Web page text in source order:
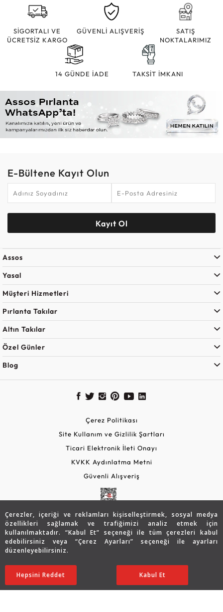
Çerezler, içeriği ve reklamları kişiselleştirmek, sosyal medya
özellikleri sağlamak ve trafiğimizi analiz etmek için
kullanılmaktadır. “Kabul Et” seçeneği ile tüm çerezleri kabul
edebilirsiniz veya “Çerez Ayarları” seçeneği ile ayarları
düzenleyebilirsiniz.
Ayarları Düzenle
Hepsini Reddet Kabul Et
74.274 TL
59.393 TL
53.454 TL SATIN ALIN
SİGORTALI VE
ÜCRETSİZ KARGO
GÜVENLİ ALIŞVERİŞ
SATIŞ
NOKTALARIMIZ
14 GÜNDE İADE TAKSİT İMKANI
E-Bültene Kayıt Olun
Kayıt Ol
Assos
Yasal
Müşteri Hizmetleri
Pırlanta Takılar
Altın Takılar
Özel Günler
Blog
Çerez Politikası
Site Kullanım ve Gizlilik Şartları
Ticari Elektronik İleti Onayı
KVKK Aydınlatma Metni
Güvenli Alışveriş
Copyright © 2026 Assos Pırlanta - Bu sitenin tüm hakları